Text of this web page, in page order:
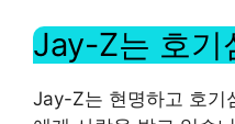
Jay-Z는 호기
Jay-Z는 현명하고 호기